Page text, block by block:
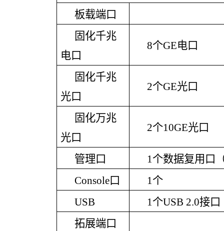
板载端口
固化千兆
电口
8个GE电口
固化千兆
光口
2个GE光口
固化万兆
光口
2个10GE光口
管理口
1个数据复用口
Console口
1个
USB
1个USB 2.0接口
拓展端口